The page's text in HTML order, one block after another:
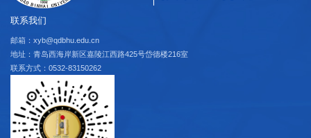
联系我们
邮箱：xyb@qdbhu.edu.cn
地址：青岛西海岸新区嘉陵江西路425号岱德楼216室
联系方式：0532-83150262